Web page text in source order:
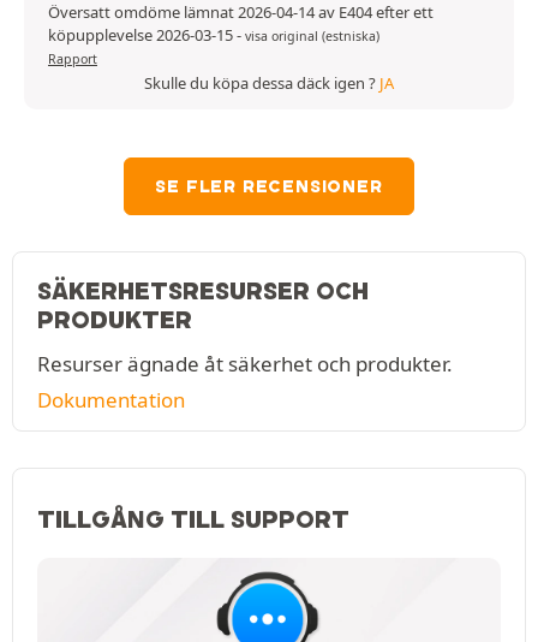
Översatt omdöme lämnat 2026-04-14 av E404 efter ett
köpupplevelse 2026-03-15- visa original (estniska)
Rapport
Skulle du köpa dessa däck igen ? JA
SE FLER RECENSIONER
SÄKERHETSRESURSER OCH
PRODUKTER
Resurser ägnade åt säkerhet och produkter.
Dokumentation
TILLGÅNG TILL SUPPORT